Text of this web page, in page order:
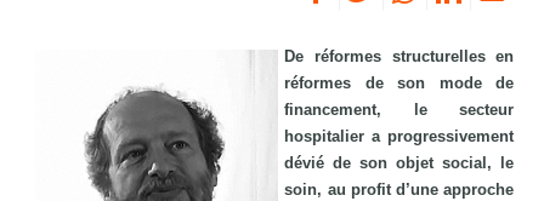
De réformes structurelles en
réformes de son mode de
financement, le secteur
hospitalier a progressivement
dévié de son objet social, le
soin, au profit d’une approche